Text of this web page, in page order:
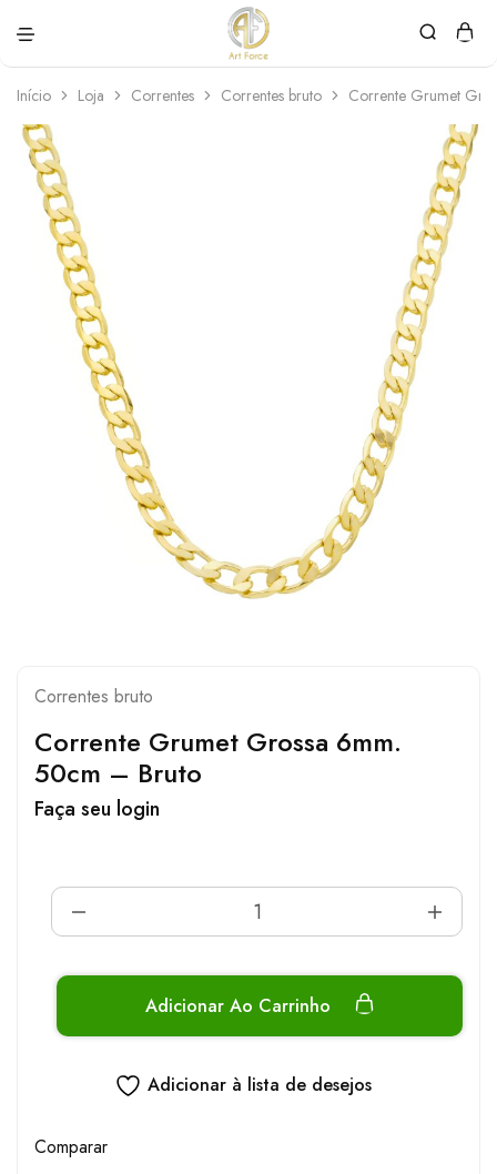
Force
personalizadas
Início Loja Correntes Correntes bruto Corrente Grumet
Correntes bruto
Corrente Grumet Grossa 6mm.
50cm – Bruto
Faça seu login
Adicionar Ao Carrinho
Adicionar à lista de desejos
Comparar